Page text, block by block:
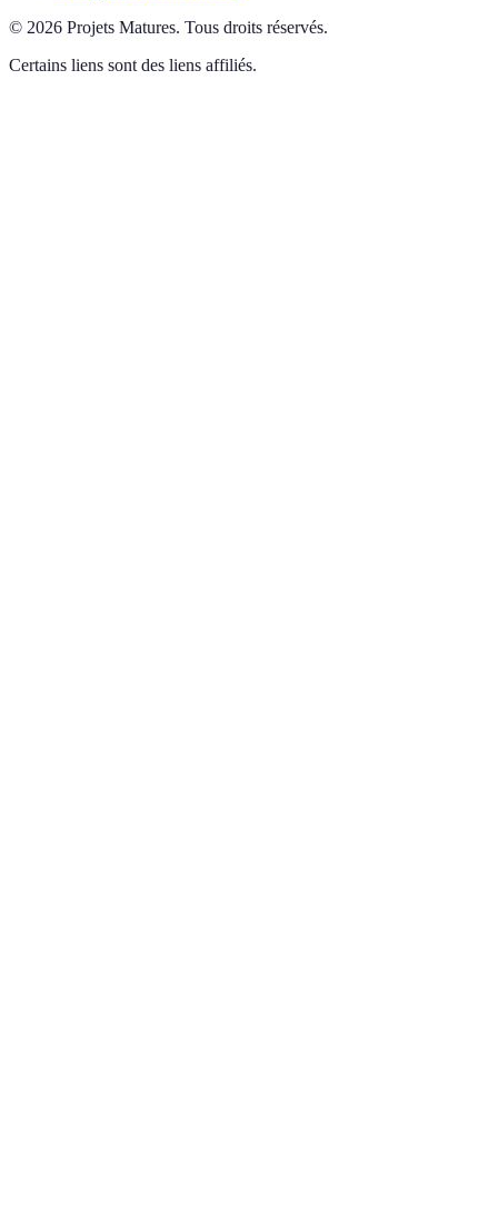
© 2026 Projets Matures. Tous droits réservés.
Certains liens sont des liens affiliés.